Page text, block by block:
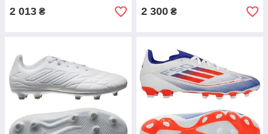
2 013 ₴ 2 300 ₴